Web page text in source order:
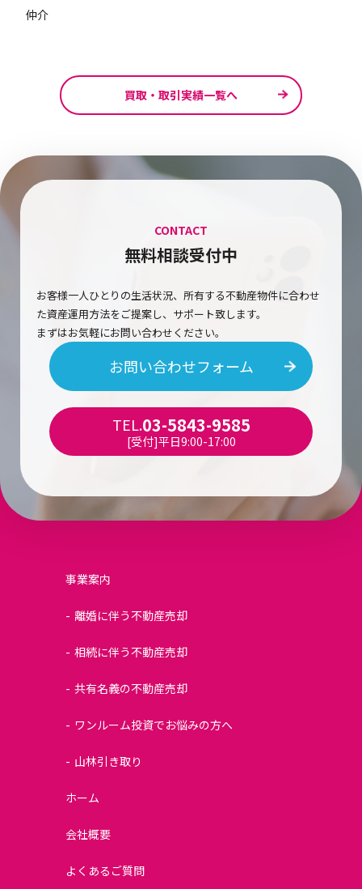
仲介
買取・取引実績一覧へ
CONTACT
無料相談受付中
お客様一人ひとりの生活状況、所有する不動産物件に合わせ
た資産運用方法をご提案し、サポート致します。
まずはお気軽にお問い合わせください。
お問い合わせフォーム
TEL.03-5843-9585
[受付]平日9:00-17:00
事業案内
離婚に伴う不動産売却
相続に伴う不動産売却
共有名義の不動産売却
ワンルーム投資でお悩みの方へ
山林引き取り
ホーム
会社概要
よくあるご質問